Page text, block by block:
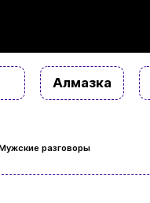
Алмазка
разговоры